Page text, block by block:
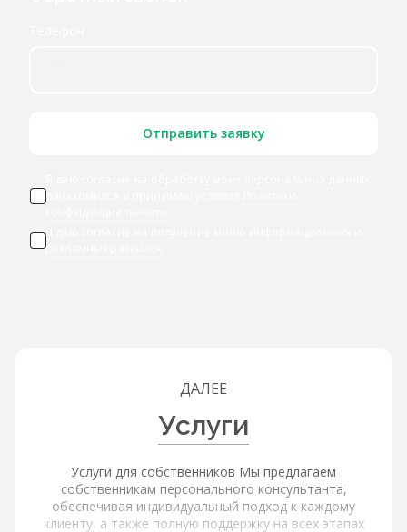
Отправить заявку
ознакомился и принимаю условия
Я даю
рекламных рассылок
ДАЛЕЕ
Услуги
Услуги для собственников Мы предлагаем
собственникам персонального консультанта,
обеспечивая индивидуальный подход к каждому
клиенту, а также полную поддержку на всех этапах